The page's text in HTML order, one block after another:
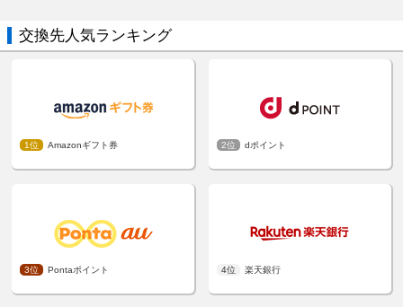
交換先人気ランキング
1位 Amazonギフト券 2位 dポイント
3位 Pontaポイント 4位 楽天銀行